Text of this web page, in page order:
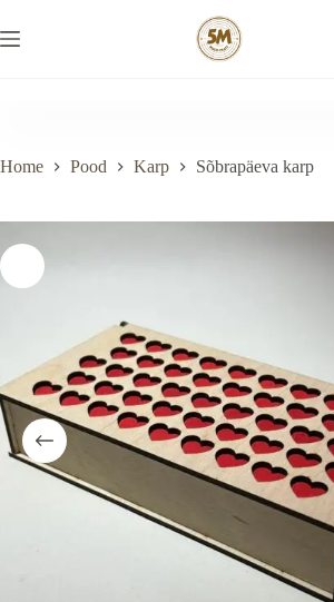
to
content
Home Pood Karp Sõbrapäeva karp